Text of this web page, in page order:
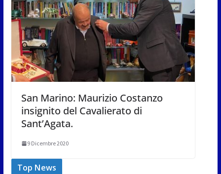
San Marino: Maurizio Costanzo
insignito del Cavalierato di
Sant’Agata.
9 Dicembre 2020
Top News